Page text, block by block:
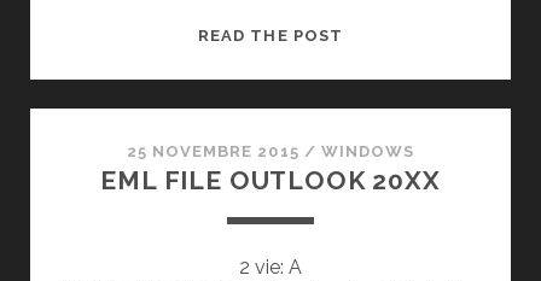
READ THE POST
25 NOVEMBRE 2015 / WINDOWS
EML FILE OUTLOOK 20XX
2 vie: A